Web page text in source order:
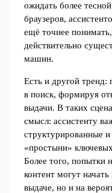
ожидать более
браузеров,
ещё точнее
действительно
машин.
Есть и другой тренд:
в поиск, формируя
выдачи. В таких
смысл: ассистенту
структурированные
«простыни»
Более того, попытки
контент могут
выдаче, но и на